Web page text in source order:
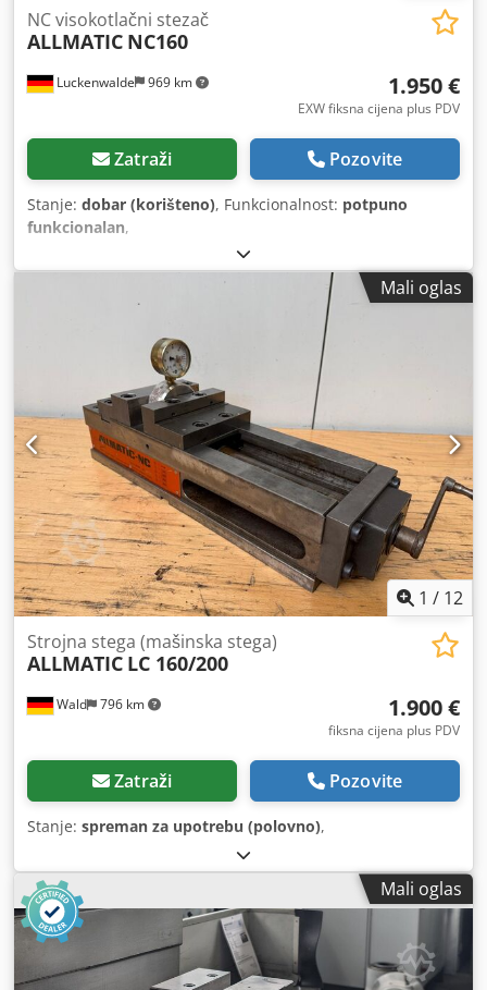
Luckenwalde 969 km
NC visokotlačni stezač
ALLMATIC NC160
1.950 €
EXW fiksna cijena plus PDV
Zatraži Pozovite
Stanje: dobar (korišteno), Funkcionalnost: potpuno
funkcionalan,
Mali oglas
1 / 12
Wald 796 km
Strojna stega (mašinska stega)
ALLMATIC LC 160/200
1.900 €
fiksna cijena plus PDV
Zatraži Pozovite
Stanje: spreman za upotrebu (polovno),
Mali oglas